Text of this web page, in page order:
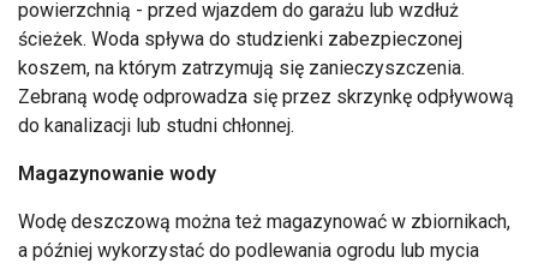
powierzchnią - przed wjazdem do garażu lub wzdłuż
ścieżek. Woda spływa do studzienki zabezpieczonej
koszem, na którym zatrzymują się zanieczyszczenia.
Zebraną wodę odprowadza się przez skrzynkę odpływową
do kanalizacji lub studni chłonnej.
Magazynowanie wody
Wodę deszczową można też magazynować w zbiornikach,
a później wykorzystać do podlewania ogrodu lub mycia